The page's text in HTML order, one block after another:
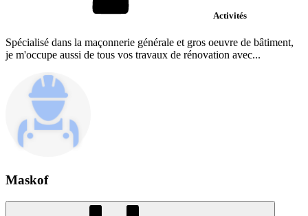
Activités
Spécialisé dans la maçonnerie générale et gros oeuvre de bâtiment,
je m'occupe aussi de tous vos travaux de rénovation avec...
Maskof